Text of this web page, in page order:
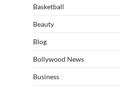
Basketball
Beauty
Blog
Bollywood News
Business